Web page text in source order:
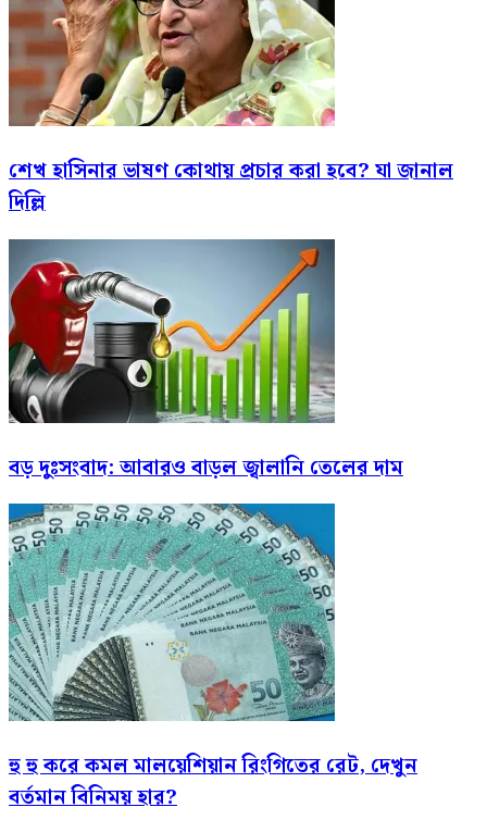
শেখ হাসিনার ভাষণ কোথায় প্রচার করা হবে? যা জানাল
দিল্লি
বড় দুঃসংবাদ: আবারও বাড়ল জ্বালানি তেলের দাম
হু হু করে কমল মালয়েশিয়ান রিংগিতের রেট, দেখুন
বর্তমান বিনিময় হার?